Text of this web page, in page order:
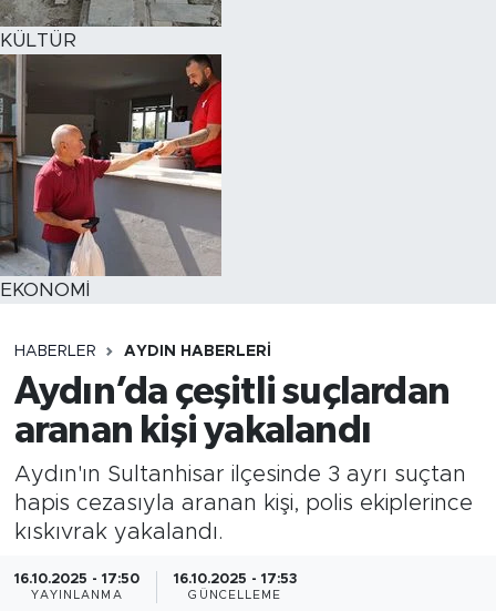
KÜLTÜR
EKONOMİ
HABERLER AYDIN HABERLERI
Aydın’da çeşitli suçlardan
aranan kişi yakalandı
Aydın'ın Sultanhisar ilçesinde 3 ayrı suçtan
hapis cezasıyla aranan kişi, polis ekiplerince
kıskıvrak yakalandı.
16.10.2025 - 17:50
YAYINLANMA
16.10.2025 - 17:53
GÜNCELLEME